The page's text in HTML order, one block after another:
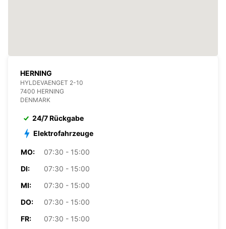
HERNING
HYLDEVAENGET 2-10
7400 HERNING
DENMARK
24/7 Rückgabe
Elektrofahrzeuge
MO:
07:30 - 15:00
DI:
07:30 - 15:00
MI:
07:30 - 15:00
DO:
07:30 - 15:00
FR:
07:30 - 15:00